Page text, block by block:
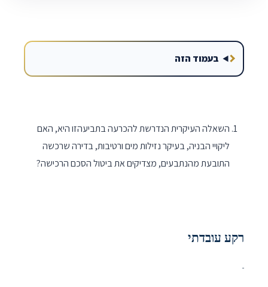
בעמוד הזה
השאלה העיקרית הנדרשת להכרעה בתביעהזו היא, האם
ליקויי הבניה, בעיקר נזילות מים ורטיבות, בדירה שרכשה
התובעת מהנתבעים, מצדיקים את ביטול הסכם הרכישה?
רקע עובדתי